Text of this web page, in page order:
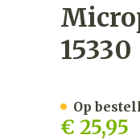
15330
€ 25,95
Op